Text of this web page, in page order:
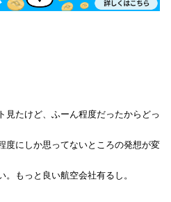
見たけど、ふーん程度だったからどっ
度にしか思ってないところの発想が変
もっと良い航空会社有るし。